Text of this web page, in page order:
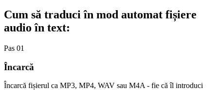
Cum să traduci în mod automat fișiere
audio în text:
Pas 01
Încarcă
Încarcă fișierul ca MP3, MP4, WAV sau M4A - fie că îl introduci